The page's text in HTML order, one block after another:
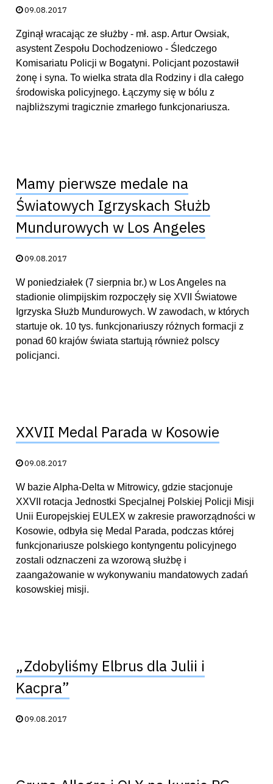
Data publikacji:
09.08.2017
Zginął wracając ze służby - mł. asp. Artur Owsiak,
asystent Zespołu Dochodzeniowo - Śledczego
Komisariatu Policji w Bogatyni. Policjant pozostawił
żonę i syna. To wielka strata dla Rodziny i dla całego
środowiska policyjnego. Łączymy się w bólu z
najbliższymi tragicznie zmarłego funkcjonariusza.
Mamy pierwsze medale na
Światowych Igrzyskach Służb
Mundurowych w Los Angeles
Data publikacji:
09.08.2017
W poniedziałek (7 sierpnia br.) w Los Angeles na
stadionie olimpijskim rozpoczęły się XVII Światowe
Igrzyska Służb Mundurowych. W zawodach, w których
startuje ok. 10 tys. funkcjonariuszy różnych formacji z
ponad 60 krajów świata startują również polscy
policjanci.
XXVII Medal Parada w Kosowie
Data publikacji:
09.08.2017
W bazie Alpha-Delta w Mitrowicy, gdzie stacjonuje
XXVII rotacja Jednostki Specjalnej Polskiej Policji Misji
Unii Europejskiej EULEX w zakresie praworządności w
Kosowie, odbyła się Medal Parada, podczas której
funkcjonariusze polskiego kontyngentu policyjnego
zostali odznaczeni za wzorową służbę i
zaangażowanie w wykonywaniu mandatowych zadań
kosowskiej misji.
„Zdobyliśmy Elbrus dla Julii i
Kacpra”
Data publikacji:
09.08.2017